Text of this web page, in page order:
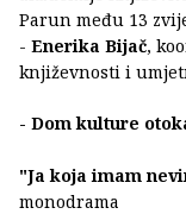
Parun među 13
- Enerika Bijač,
književnosti i
- Dom kulture
"Ja koja imam
monodrama